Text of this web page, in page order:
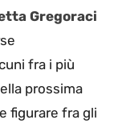
Gregoraci
fra i più
prossima
figurare fra gli